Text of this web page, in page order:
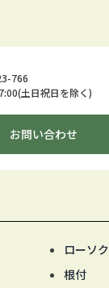
766
土日祝日を除く)
お問い合わせ
ローソク
根付